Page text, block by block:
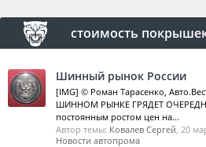
стоимость
Шинный рынок России
[IMG] © Роман Тарасенко,
ШИННОМ РЫНКЕ ГРЯДЕТ
постоянным ростом цен на...
Автор темы: Ковалев Сергей, 20
Новости автопрома